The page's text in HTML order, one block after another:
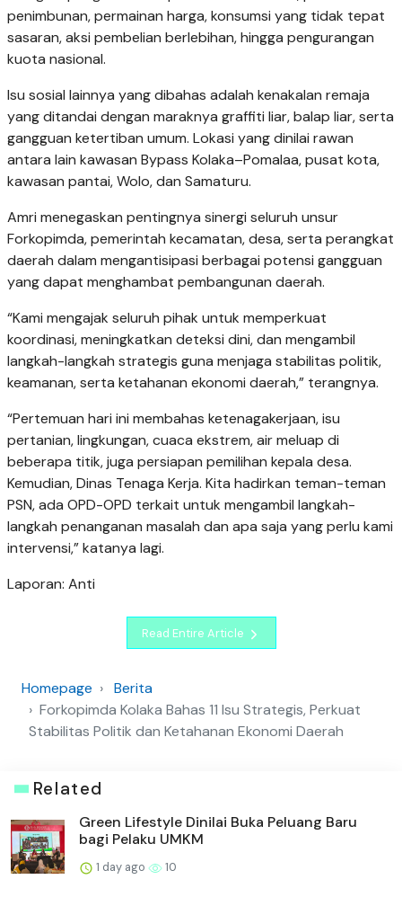
penimbunan, permainan harga, konsumsi yang tidak tepat
sasaran, aksi pembelian berlebihan, hingga pengurangan
kuota nasional.
Isu sosial lainnya yang dibahas adalah kenakalan remaja
yang ditandai dengan maraknya graffiti liar, balap liar, serta
gangguan ketertiban umum. Lokasi yang dinilai rawan
antara lain kawasan Bypass Kolaka–Pomalaa, pusat kota,
kawasan pantai, Wolo, dan Samaturu.
Amri menegaskan pentingnya sinergi seluruh unsur
Forkopimda, pemerintah kecamatan, desa, serta perangkat
daerah dalam mengantisipasi berbagai potensi gangguan
yang dapat menghambat pembangunan daerah.
“Kami mengajak seluruh pihak untuk memperkuat
koordinasi, meningkatkan deteksi dini, dan mengambil
langkah-langkah strategis guna menjaga stabilitas politik,
keamanan, serta ketahanan ekonomi daerah,” terangnya.
“Pertemuan hari ini membahas ketenagakerjaan, isu
pertanian, lingkungan, cuaca ekstrem, air meluap di
beberapa titik, juga persiapan pemilihan kepala desa.
Kemudian, Dinas Tenaga Kerja. Kita hadirkan teman-teman
PSN, ada OPD-OPD terkait untuk mengambil langkah-
langkah penanganan masalah dan apa saja yang perlu kami
intervensi,” katanya lagi.
Laporan: Anti
Read Entire Article
Homepage
Berita
Forkopimda Kolaka Bahas 11 Isu Strategis, Perkuat
Stabilitas Politik dan Ketahanan Ekonomi Daerah
Related
Green Lifestyle Dinilai Buka Peluang Baru
bagi Pelaku UMKM
1 day ago 10